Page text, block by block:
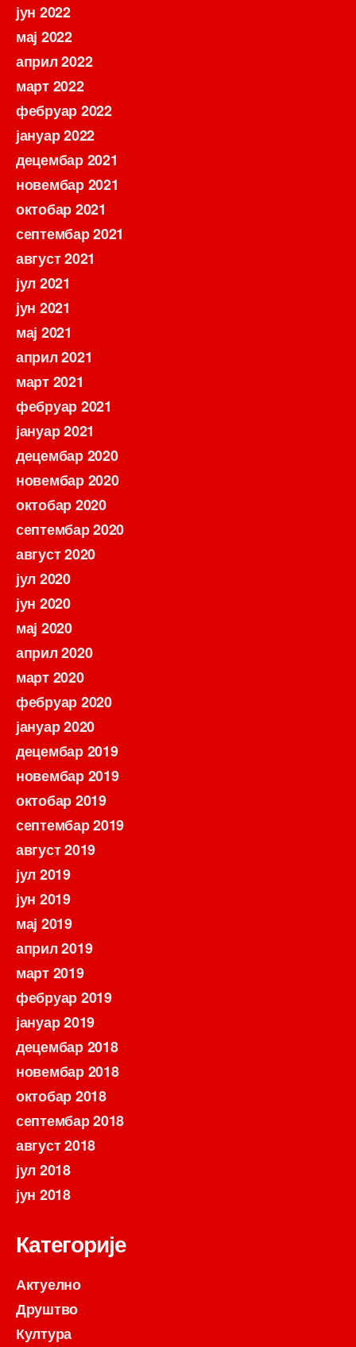
јун 2022
мај 2022
април 2022
март 2022
фебруар 2022
јануар 2022
децембар 2021
новембар 2021
октобар 2021
септембар 2021
август 2021
јул 2021
јун 2021
мај 2021
април 2021
март 2021
фебруар 2021
јануар 2021
децембар 2020
новембар 2020
октобар 2020
септембар 2020
август 2020
јул 2020
јун 2020
мај 2020
април 2020
март 2020
фебруар 2020
јануар 2020
децембар 2019
новембар 2019
октобар 2019
септембар 2019
август 2019
јул 2019
јун 2019
мај 2019
април 2019
март 2019
фебруар 2019
јануар 2019
децембар 2018
новембар 2018
октобар 2018
септембар 2018
август 2018
јул 2018
јун 2018
Категорије
Актуелно
Друштво
Култура